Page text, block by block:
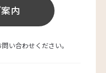
内
い合わせください。